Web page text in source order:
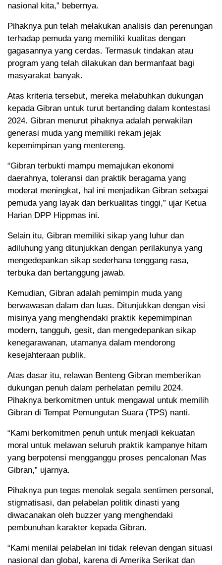
nasional kita,” bebernya.
Pihaknya pun telah melakukan analisis dan perenungan
terhadap pemuda yang memiliki kualitas dengan
gagasannya yang cerdas. Termasuk tindakan atau
program yang telah dilakukan dan bermanfaat bagi
masyarakat banyak.
Atas kriteria tersebut, mereka melabuhkan dukungan
kepada Gibran untuk turut bertanding dalam kontestasi
2024. Gibran menurut pihaknya adalah perwakilan
generasi muda yang memiliki rekam jejak
kepemimpinan yang mentereng.
“Gibran terbukti mampu memajukan ekonomi
daerahnya, toleransi dan praktik beragama yang
moderat meningkat, hal ini menjadikan Gibran sebagai
pemuda yang layak dan berkualitas tinggi,” ujar Ketua
Harian DPP Hippmas ini.
Selain itu, Gibran memiliki sikap yang luhur dan
adiluhung yang ditunjukkan dengan perilakunya yang
mengedepankan sikap sederhana tenggang rasa,
terbuka dan bertanggung jawab.
Kemudian, Gibran adalah pemimpin muda yang
berwawasan dalam dan luas. Ditunjukkan dengan visi
misinya yang menghendaki praktik kepemimpinan
modern, tangguh, gesit, dan mengedepankan sikap
kenegarawanan, utamanya dalam mendorong
kesejahteraan publik.
Atas dasar itu, relawan Benteng Gibran memberikan
dukungan penuh dalam perhelatan pemilu 2024.
Pihaknya berkomitmen untuk mengawal untuk memilih
Gibran di Tempat Pemungutan Suara (TPS) nanti.
“Kami berkomitmen penuh untuk menjadi kekuatan
moral untuk melawan seluruh praktik kampanye hitam
yang berpotensi mengganggu proses pencalonan Mas
Gibran,” ujarnya.
Pihaknya pun tegas menolak segala sentimen personal,
stigmatisasi, dan pelabelan politik dinasti yang
diwacanakan oleh buzzer yang menghendaki
pembunuhan karakter kepada Gibran.
“Kami menilai pelabelan ini tidak relevan dengan situasi
nasional dan global, karena di Amerika Serikat dan